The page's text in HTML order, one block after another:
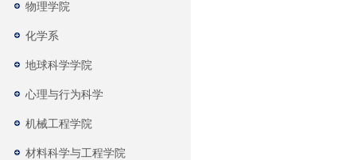
物理学院
化学系
地球科学学院
心理与行为科学
机械工程学院
材料科学与工程学院